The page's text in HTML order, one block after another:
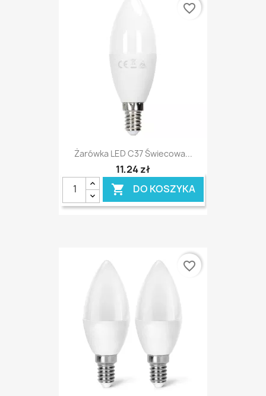
Żarówka LED C37 Świecowa...
11,24 zł
 DO KOSZYKA
favorite_border
favorite_border